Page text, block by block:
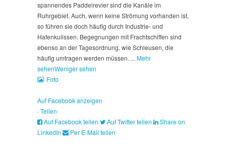
spannendes Paddelrevier sind die Kanäle im
Ruhrgebiet. Auch, wenn keine Strömung vorhanden ist,
so führen sie doch häufig durch Industrie- und
Hafenkulissen. Begegnungen mit Frachtschiffen sind
ebenso an der Tagesordnung, wie Schleusen, die
häufig umtragen werden müssen. ... Mehr
sehenWeniger sehen
Foto
Auf Facebook anzeigen
·Teilen
Auf Facebook teilen
Auf Twitter teilen
Share on
LinkedIn
Per E-Mail teilen